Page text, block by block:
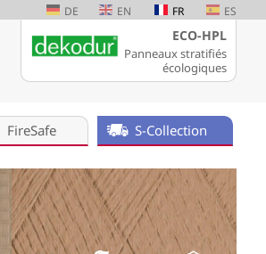
DE EN FR ES
ECO-HPL
Panneaux stratifiés
écologiques
FireSafe S-Collection